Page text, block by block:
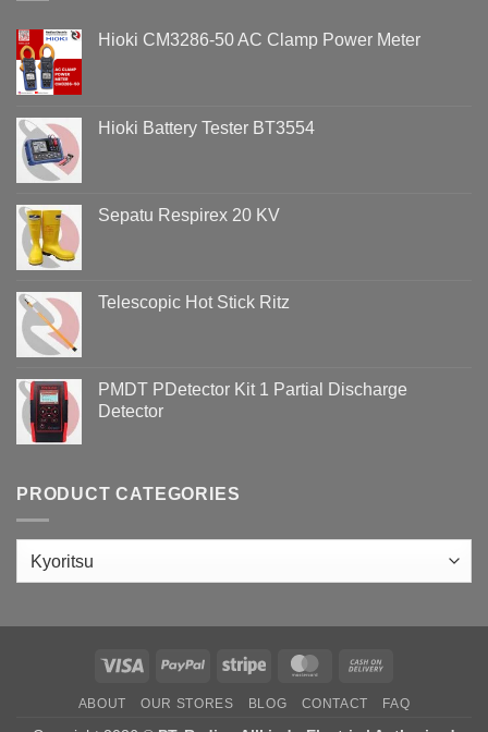
&
Hioki
HT
Hotel
Hioki CM3286-50 AC Clamp Power Meter
Hioki Battery Tester BT3554
Sepatu Respirex 20 KV
Telescopic Hot Stick Ritz
PMDT PDetector Kit 1 Partial Discharge
Detector
PRODUCT CATEGORIES
Visa PayPal Stripe MasterCard
Delivery
ABOUT OUR STORES BLOG CONTACT FAQ